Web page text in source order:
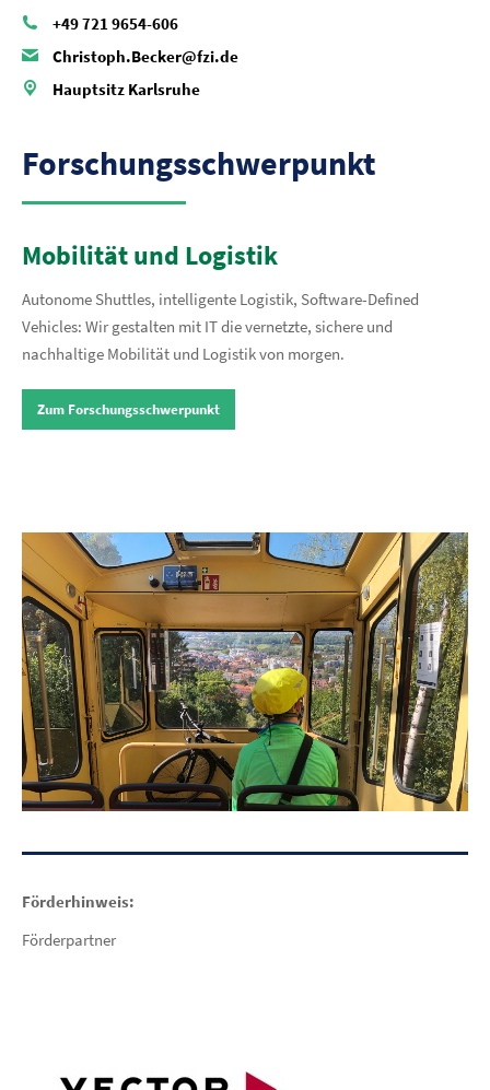
+49 721 9654-606
Christoph.Becker@fzi.de
Hauptsitz Karlsruhe
Forschungsschwerpunkt
Mobilität und Logistik
Autonome Shuttles, intelligente Logistik, Software-Defined
Vehicles: Wir gestalten mit IT die vernetzte, sichere und
nachhaltige Mobilität und Logistik von morgen.
Zum Forschungsschwerpunkt
Förderhinweis:
Förderpartner